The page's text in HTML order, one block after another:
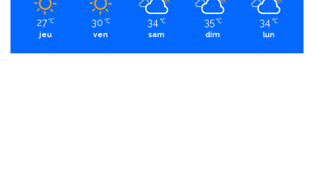
27 ℃
jeu
30 ℃
ven
34 ℃
sam
35 ℃
dim
34 ℃
lun